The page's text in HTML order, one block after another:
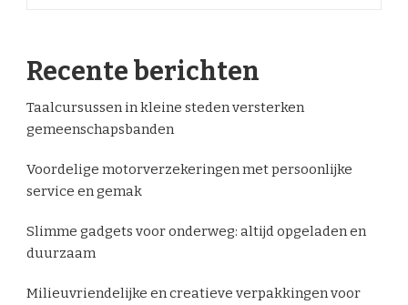
Recente berichten
Taalcursussen in kleine steden versterken
gemeenschapsbanden
Voordelige motorverzekeringen met persoonlijke
service en gemak
Slimme gadgets voor onderweg: altijd opgeladen en
duurzaam
Milieuvriendelijke en creatieve verpakkingen voor